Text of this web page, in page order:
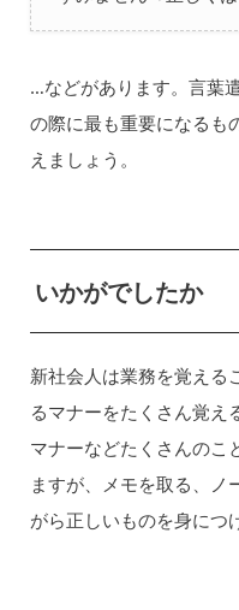
…などがあります。言葉
の際に最も重要になるも
えましょう。
いかがでしたか
新社会人は業務を覚える
るマナーをたくさん覚え
マナーなどたくさんのこ
ますが、メモを取る、ノ
がら正しいものを身につ